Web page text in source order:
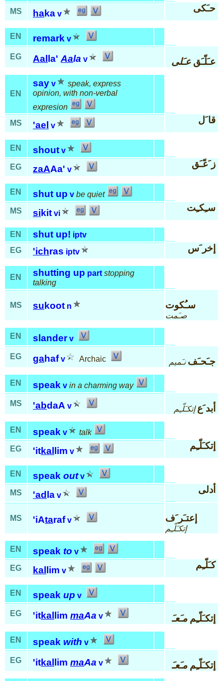
MS haka v
حـَكى
EN remark v
EG Aal la'Aala v عـَلّـَقعـَلى
EN
say v
speak, express
opinion, with non-verbal
expresion
MS
'ael v
قا َل
EN shout v
EG
zaAAa' v
ز َعّـَق
EN shut up v be quiet
MS
si kit vi
سـِكـِت
EN shut up! iptv
EG
'ichras iptv إخر َس
EN shutting up part stopping
talking
MS su koot n سـُكوت
صـَمت
EN slander v
EG gahaf v Archaic جـَحـَف نـَميم
EN speak v in a charming way
MS 'abdaA v أبد َع إتكـَلّـِم
EN speak v
talk
EG
'itkal lim v
إتكـَلّـِم
EN speak out v
MS
'ad la v
أدلى
MS 'iAtaraf v إعتـَر َف
إتكـَلّـِم
EN speak to v
EG
kal lim v
كـَلّـِم
EN speak up v
EG 'itkal lim maAa v إتكـَلّـِممـَعـَ
EN speak with v
EG 'itkal lim maAa v إتكـَلّـِممـَعـَ